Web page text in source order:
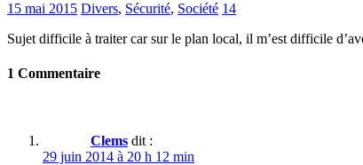
15 mai 2015 Divers, Sécurité, Société 14
Sujet difficile à traiter car sur le plan local, il m’est difficile
1 Commentaire
Clems dit :
29 juin 2014 à 20 h 12 min